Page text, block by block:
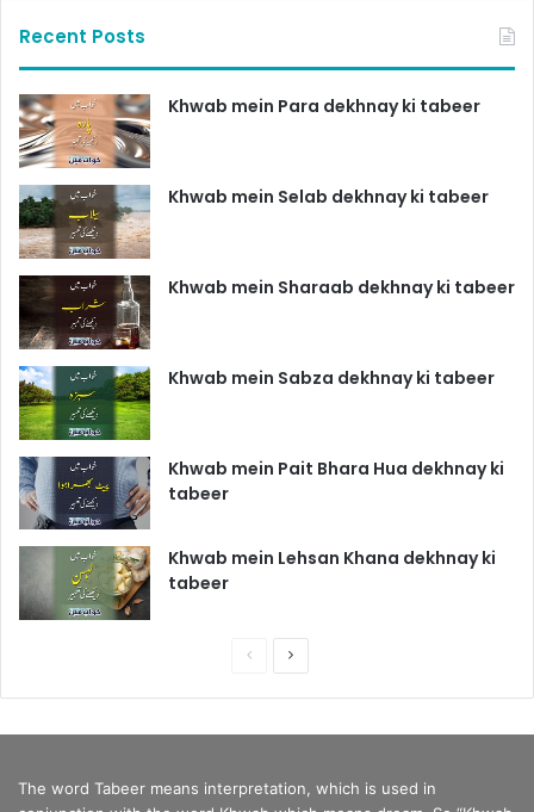
Recent Posts
Khwab mein Para dekhnay ki tabeer
Khwab mein Selab dekhnay ki tabeer
Khwab mein Sharaab dekhnay ki tabeer
Khwab mein Sabza dekhnay ki tabeer
Khwab mein Pait Bhara Hua dekhnay ki
tabeer
Khwab mein Lehsan Khana dekhnay ki
tabeer
i
p
The word Tabeer means interpretation, which is used in